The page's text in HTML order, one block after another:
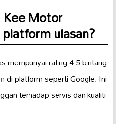
Motor
ulasan?
mempunyai rating 4.5 bintang
di platform seperti Google. Ini
terhadap servis dan kualiti